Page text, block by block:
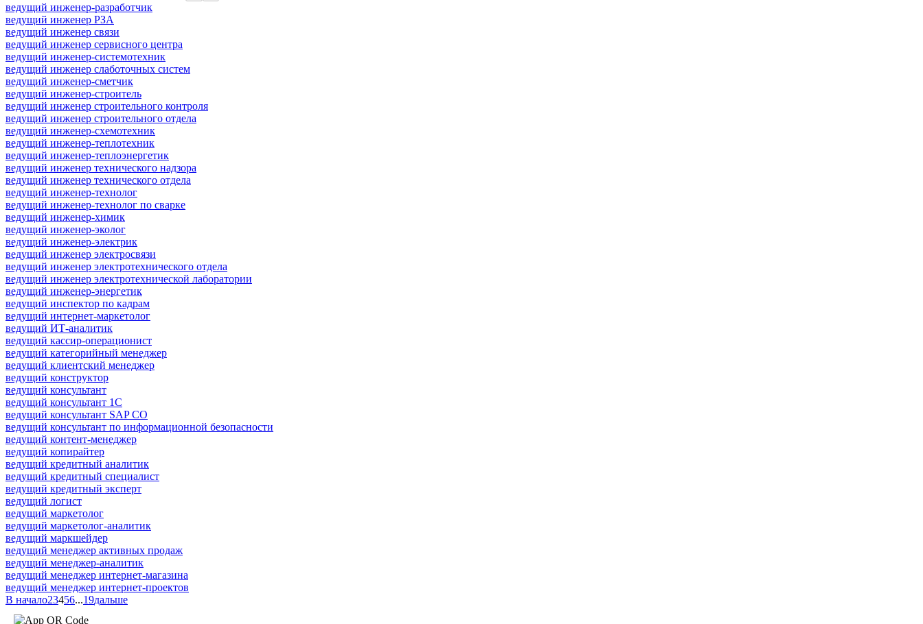
ведущий инженер-разработчик
ведущий инженер РЗА
ведущий инженер связи
ведущий инженер сервисного центра
ведущий инженер-системотехник
ведущий инженер слаботочных систем
ведущий инженер-сметчик
ведущий инженер-строитель
ведущий инженер строительного контроля
ведущий инженер строительного отдела
ведущий инженер-схемотехник
ведущий инженер-теплотехник
ведущий инженер-теплоэнергетик
ведущий инженер технического надзора
ведущий инженер технического отдела
ведущий инженер-технолог
ведущий инженер-технолог по сварке
ведущий инженер-химик
ведущий инженер-эколог
ведущий инженер-электрик
ведущий инженер электросвязи
ведущий инженер электротехнического отдела
ведущий инженер электротехнической лаборатории
ведущий инженер-энергетик
ведущий инспектор по кадрам
ведущий интернет-маркетолог
ведущий ИТ-аналитик
ведущий кассир-операционист
ведущий категорийный менеджер
ведущий клиентский менеджер
ведущий конструктор
ведущий консультант
ведущий консультант 1С
ведущий консультант SAP CO
ведущий консультант по информационной безопасности
ведущий контент-менеджер
ведущий копирайтер
ведущий кредитный аналитик
ведущий кредитный специалист
ведущий кредитный эксперт
ведущий логист
ведущий маркетолог
ведущий маркетолог-аналитик
ведущий маркшейдер
ведущий менеджер активных продаж
ведущий менеджер-аналитик
ведущий менеджер интернет-магазина
ведущий менеджер интернет-проектов
В начало23456...19дальше